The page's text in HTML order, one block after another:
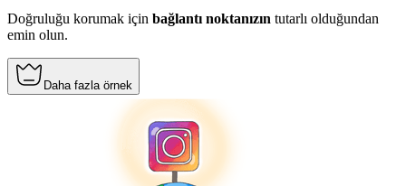
Doğruluğu korumak için bağlantı noktanızın tutarlı olduğundan
emin olun.
Daha fazla örnek